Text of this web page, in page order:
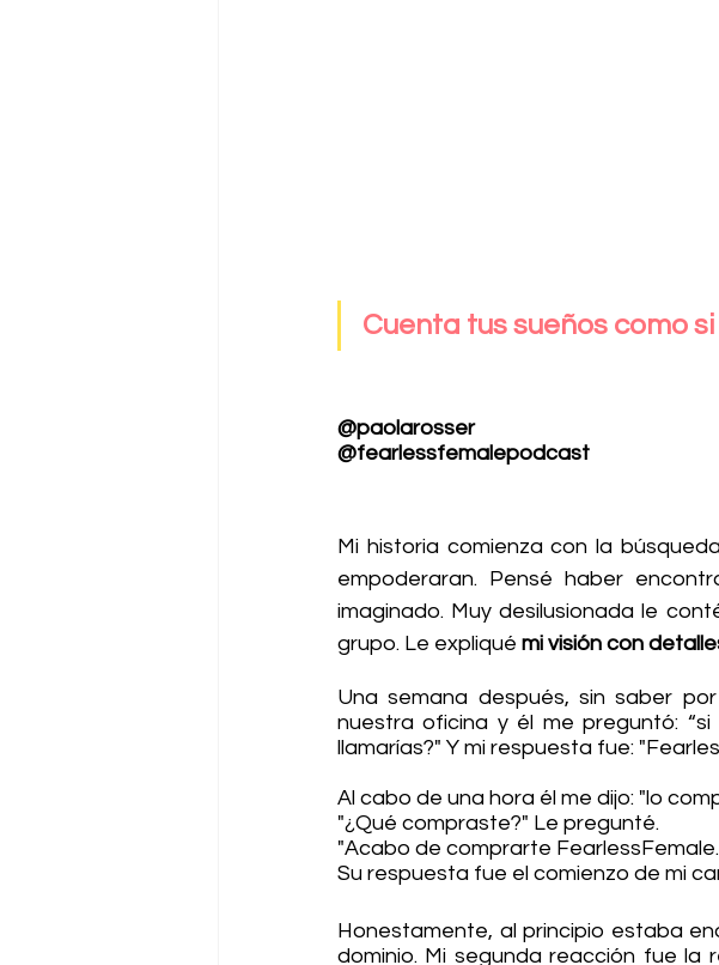
Cuenta tus sueños como
@paolarosser
@fearlessfemalepodcast
Mi historia comienza con la
empoderaran. Pensé haber
imaginado. Muy desilusionada le
grupo. Le expliqué mi visión con
Una semana después, sin saber
nuestra oficina y él me preguntó:
llamarías?" Y mi respuesta fue:
Al cabo de una hora él me dijo: "lo
"¿Qué compraste?" Le pregunté.
"Acabo de comprarte
Su respuesta fue el comienzo de mi
Honestamente, al principio estaba
dominio. Mi segunda reacción fue